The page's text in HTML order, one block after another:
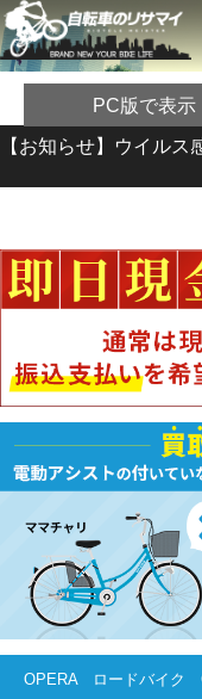
PC版で表示
【お知らせ】ウイル
OPERA ロードバイク